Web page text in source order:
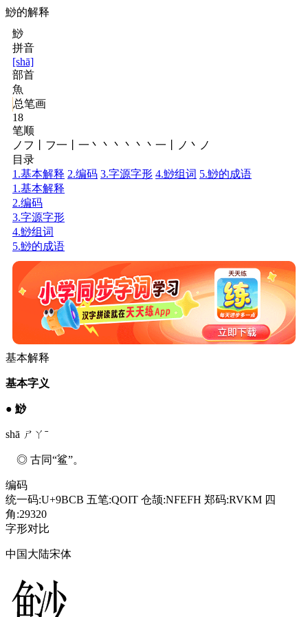
鯋的解释
鯋
拼音
[shā]
部首
魚
总笔画
18
笔顺
ノフ丨フ一丨一丶丶丶丶丶丶一丨ノ丶ノ
目录
1.基本解释 2.编码 3.字源字形 4.鯋组词 5.鯋的成语
1.基本解释
2.编码
3.字源字形
4.鯋组词
5.鯋的成语
基本解释
基本字义
● 鯋
shā ㄕㄚˉ
◎ 古同“鲨”。
编码
统一码:U+9BCB 五笔:QOIT 仓颉:NFEFH 郑码:RVKM 四
角:29320
字形对比
中国大陆宋体